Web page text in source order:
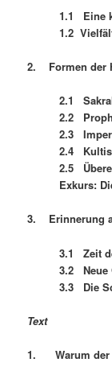
1.1 Eine
1.2
2. Formen der
2.1
2.2
2.3
2.4
2.5
Exkurs:
3. Erinnerung
3.1 Zeit
3.2 Neue
3.3 Die
Text
1. Warum der